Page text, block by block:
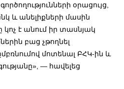
օրացույց,
և անելիքների մասին
կոչ է անում իր տասնյակ
բաց չթողնել
մոտենալ ԲՀԿ-ին և
— հավելեց